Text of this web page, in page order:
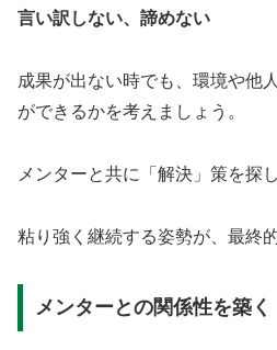
言い訳しない、諦めない
成果が出ない時でも、環境や他
ができるかを考えましょう。
メンターと共に「解決」策を探
粘り強く継続する姿勢が、最終
メンターとの関係性を築く